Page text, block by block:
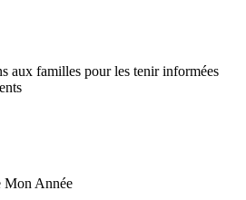
aux familles pour les tenir informées
Mon Année